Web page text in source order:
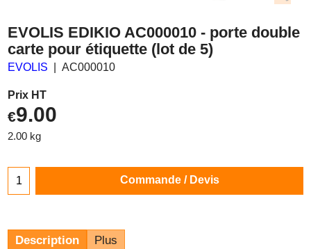
EVOLIS EDIKIO AC000010 - porte double
carte pour étiquette (lot de 5)
EVOLIS AC000010
Prix HT
€9.00
2.00 kg
Commande / Devis
Description Plus